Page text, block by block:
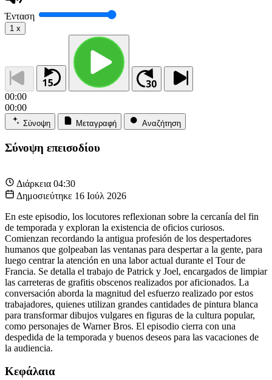
Ένταση
1 x
00:00
00:00
Σύνοψη Μεταγραφή Αναζήτηση
Σύνοψη επεισοδίου
Διάρκεια 04:30
Δημοσιεύτηκε 16 Ιούλ 2026
En este episodio, los locutores reflexionan sobre la cercanía del fin
de temporada y exploran la existencia de oficios curiosos.
Comienzan recordando la antigua profesión de los despertadores
humanos que golpeaban las ventanas para despertar a la gente, para
luego centrar la atención en una labor actual durante el Tour de
Francia. Se detalla el trabajo de Patrick y Joel, encargados de limpiar
las carreteras de grafitis obscenos realizados por aficionados. La
conversación aborda la magnitud del esfuerzo realizado por estos
trabajadores, quienes utilizan grandes cantidades de pintura blanca
para transformar dibujos vulgares en figuras de la cultura popular,
como personajes de Warner Bros. El episodio cierra con una
despedida de la temporada y buenos deseos para las vacaciones de
la audiencia.
Κεφάλαια